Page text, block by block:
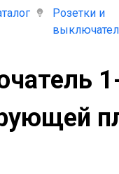
Розетки и